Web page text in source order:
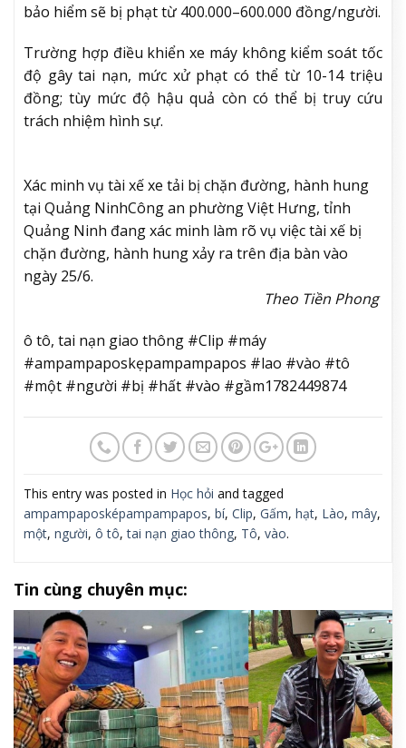
bảo hiểm sẽ bị phạt từ 400.000–600.000 đồng/người.
Trường hợp điều khiển xe máy không kiểm soát tốc
độ gây tai nạn, mức xử phạt có thể từ 10-14 triệu
đồng; tùy mức độ hậu quả còn có thể bị truy cứu
trách nhiệm hình sự.
Xác minh vụ tài xế xe tải bị chặn đường, hành hung
tại Quảng NinhCông an phường Việt Hưng, tỉnh
Quảng Ninh đang xác minh làm rõ vụ việc tài xế bị
chặn đường, hành hung xảy ra trên địa bàn vào
ngày 25/6.
Theo Tiền Phong
ô tô, tai nạn giao thông #Clip #máy
#ampampaposkẹpampampapos #lao #vào #tô
#một #người #bị #hất #vào #gầm1782449874
This entry was posted in Học hỏi and tagged
ampampaposképampampapos, bí, Clip, Gấm, hạt, Lào, mây,
một, người, ô tô,tai nạn giao thông, Tô, vào.
Tin cùng chuyên mục: